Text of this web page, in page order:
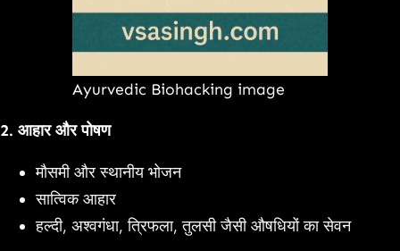
Ayurvedic Biohacking image
2. आहार और पोषण
मौसमी और स्थानीय भोजन
सात्विक आहार
हल्दी, अश्वगंधा, त्रिफला, तुलसी जैसी औषधियों का सेवन